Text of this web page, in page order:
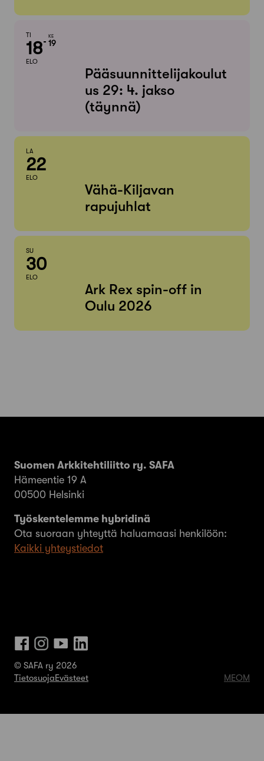
TI
18
ELO
KE
19
Pääsuunnittelijakoulut
us 29: 4. jakso
(täynnä)
LA
22
ELO
Vähä-Kiljavan
rapujuhlat
SU
30
ELO
Ark Rex spin-off in
Oulu 2026
Suomen Arkkitehtiliitto ry. SAFA
Hämeentie 19 A
00500 Helsinki
Työskentelemme hybridinä
Ota suoraan yhteyttä haluamaasi henkilöön:
Kaikki yhteystiedot
© SAFA ry 2026
TietosuojaEvästeet MEOM